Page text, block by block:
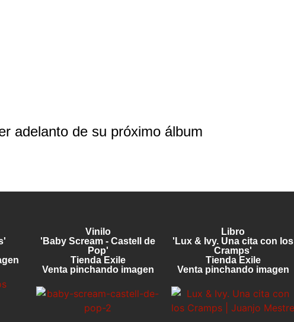
adelanto de su próximo álbum
Vinilo
'Baby Scream - Castell de
Pop'
Tienda Exile
Venta pinchando imagen
Libro
'Lux & Ivy. Una cita con los
Cramps'
Tienda Exile
Venta pinchando imagen